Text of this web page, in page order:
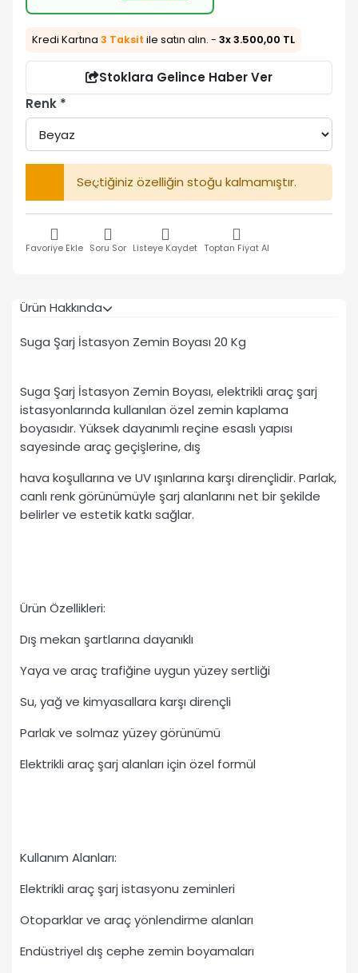
Kredi Kartına 3 Taksit ile satın alın. - 3x 3.500,00 TL
Stoklara Gelince Haber Ver
Renk
Seçtiğiniz özelliğin stoğu kalmamıştır.
Favoriye Ekle Soru Sor Listeye Kaydet Toptan Fiyat Al
Ürün Hakkında
Suga Şarj İstasyon Zemin Boyası 20 Kg
Suga Şarj İstasyon Zemin Boyası, elektrikli araç şarj
istasyonlarında kullanılan özel zemin kaplama
boyasıdır. Yüksek dayanımlı reçine esaslı yapısı
sayesinde araç geçişlerine, dış
hava koşullarına ve UV ışınlarına karşı dirençlidir. Parlak,
canlı renk görünümüyle şarj alanlarını net bir şekilde
belirler ve estetik katkı sağlar.
Ürün Özellikleri:
Dış mekan şartlarına dayanıklı
Yaya ve araç trafiğine uygun yüzey sertliği
Su, yağ ve kimyasallara karşı dirençli
Parlak ve solmaz yüzey görünümü
Elektrikli araç şarj alanları için özel formül
Kullanım Alanları:
Elektrikli araç şarj istasyonu zeminleri
Otoparklar ve araç yönlendirme alanları
Endüstriyel dış cephe zemin boyamaları